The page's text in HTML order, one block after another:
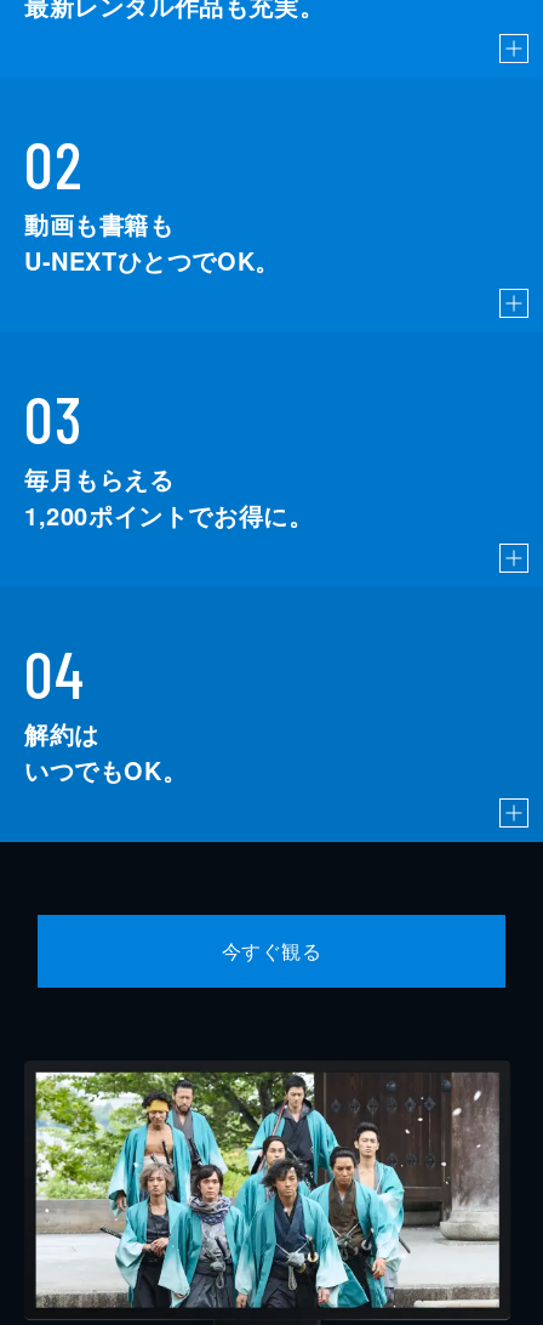
02
動画も書籍も
U-NEXTひとつでOK。
03
毎月もらえる
1,200ポイントでお得に。
04
解約は
いつでもOK。
今すぐ観る